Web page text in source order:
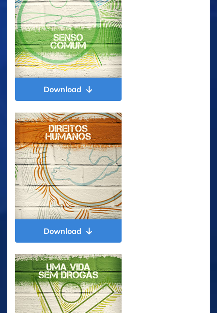
Download
Download